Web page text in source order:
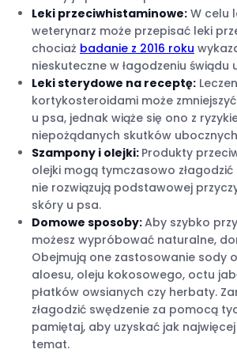
Leki przeciwhistaminowe: W celu
weterynarz może przepisać leki
chociaż badanie z 2016 roku
nieskuteczne w łagodzeniu świądu
Leki sterydowe na receptę:
kortykosteroidami może
u psa, jednak wiąże się ono z
niepożądanych skutków
Szampony i olejki: Produkty
olejki mogą tymczasowo
nie rozwiązują podstawowej
skóry u psa.
Domowe sposoby:Aby szybko
możesz wypróbować naturalne,
Obejmują one zastosowanie sody
aloesu, oleju kokosowego, octu
płatków owsianych czy herbaty.
złagodzić swędzenie za pomocą
pamiętaj, aby uzyskać jak
temat.